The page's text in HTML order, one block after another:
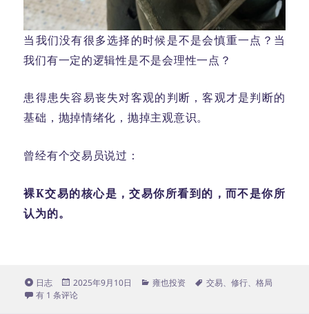
当我们没有很多选择的时候是不是会慎重一点？当
我们有一定的逻辑性是不是会理性一点？
患得患失容易丧失对客观的判断，客观才是判断的
基础，抛掉情绪化，抛掉主观意识。
曾经有个交易员说过：
裸K交易的核心是，交易你所看到的，而不是你所
认为的。
格
式
日志
发
布
2025年9月10日
分
雍也投资
标
交易、修行、格局
一山看着一山高
有 1 条评论